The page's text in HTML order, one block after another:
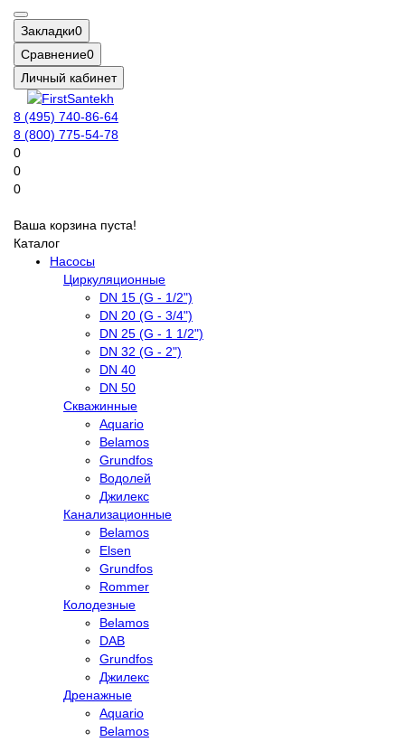
Закладки0
Сравнение0
Личный кабинет
8 (495) 740-86-64
8 (800) 775-54-78
0
0
0
Ваша корзина пуста!
Каталог
Насосы
Циркуляционные
DN 15 (G - 1/2")
DN 20 (G - 3/4")
DN 25 (G - 1 1/2")
DN 32 (G - 2")
DN 40
DN 50
Скважинные
Aquario
Belamos
Grundfos
Водолей
Джилекс
Канализационные
Belamos
Elsen
Grundfos
Rommer
Колодезные
Belamos
DAB
Grundfos
Джилекс
Дренажные
Aquario
Belamos